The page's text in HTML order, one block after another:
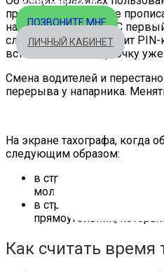
ПОЗВОНИТЕ МНЕ
ЛИЧНЫЙ КАБИНЕТ
при работе в экипаже
началом движения ТС
слот тахографа и вводит
вставляет свою карточку
Смена водителей и
перерыва у напарника.
На экране тахографа, когда
следующим образом:
в строке первого
молоточков;
в строке второго
прямоугольник,
Как считать время